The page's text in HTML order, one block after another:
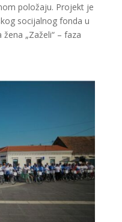
položaju. Projekt je
socijalnog fonda u
„Zaželi“ – faza